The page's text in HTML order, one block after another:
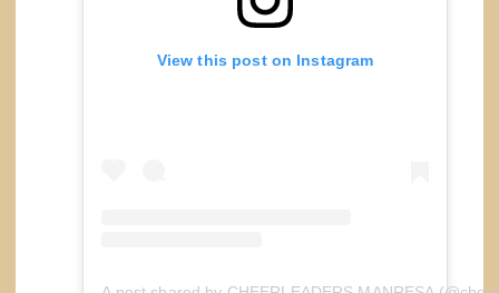
View this post on Instagram